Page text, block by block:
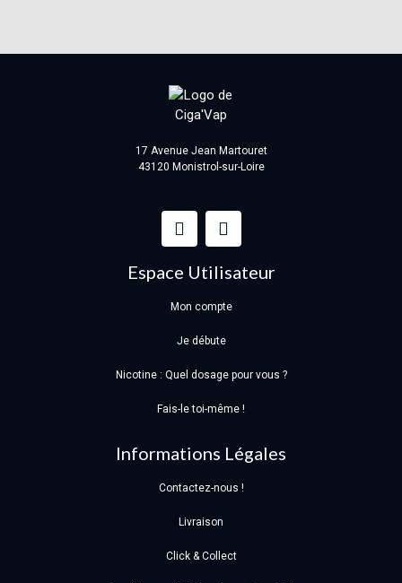
17 Avenue Jean Martouret
43120 Monistrol-sur-Loire
Espace Utilisateur
Mon compte
Je débute
Nicotine : Quel dosage pour vous ?
Fais-le toi-même !
Informations Légales
Contactez-nous !
Livraison
Click & Collect